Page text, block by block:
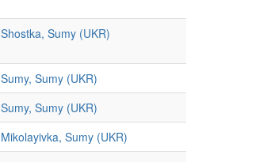
Shostka, Sumy (UKR)
Sumy, Sumy (UKR)
Sumy, Sumy (UKR)
Mikolayivka, Sumy (UKR)